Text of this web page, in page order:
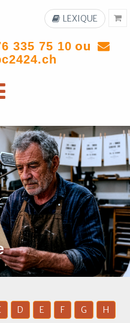
335 75 10 ou
LEXIQUE
D E F G H